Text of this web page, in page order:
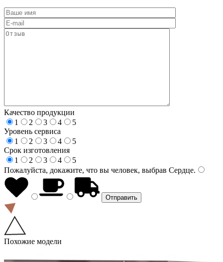
Качество продукции
1
2 3 4
5
Уровень сервиса
1
2 3 4
5
Срок изготовления
1
2 3 4
5
Пожалуйста, докажите, что вы человек, выбрав Сердце.
Похожие модели